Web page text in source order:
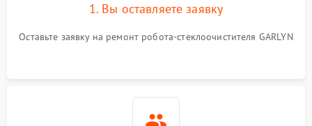
1. Вы оставляете заявку
Оставьте заявку на ремонт робота-стеклоочистителя GARLYN